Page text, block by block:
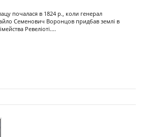
почалася в 1824 р., коли генерал
Семенович Воронцов придбав землі в
Ревеліоті....